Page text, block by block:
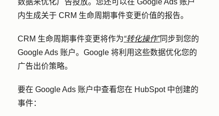
数据来优化广告投放。您还可以在 Google Ads 账户
内生成关于 CRM 生命周期事件变更价值的报告。
CRM 生命周期事件变更将作为“转化操作”同步到您的
Google Ads 账户。Google 将利用这些数据优化您的
广告出价策略。
要在 Google Ads 账户中查看您在 HubSpot 中创建的
事件：